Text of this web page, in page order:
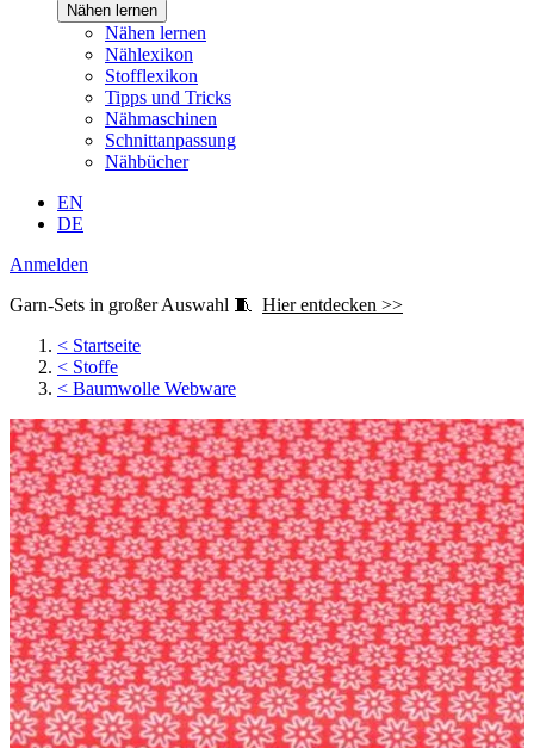
Nähen lernen
Nähen lernen
Nählexikon
Stofflexikon
Tipps und Tricks
Nähmaschinen
Schnittanpassung
Nähbücher
EN
DE
Anmelden
Garn-Sets in großer Auswahl 🧵 Hier entdecken >>
< Startseite
< Stoffe
< Baumwolle Webware